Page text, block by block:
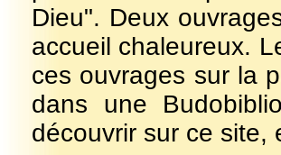
Dieu". Deux
accueil chaleureux.
ces ouvrages sur la
dans une
découvrir sur ce site,